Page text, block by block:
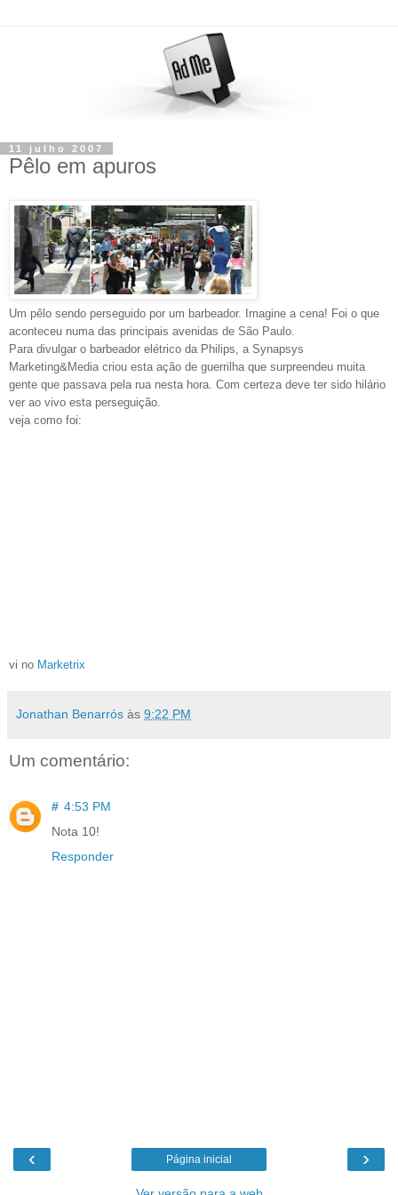
11 julho 2007
Pêlo em apuros
Um pêlo sendo perseguido por um barbeador. Imagine a cena! Foi o que
aconteceu numa das principais avenidas de São Paulo.
Para divulgar o barbeador elétrico da Philips, a Synapsys
Marketing&Media criou esta ação de guerrilha que surpreendeu muita
gente que passava pela rua nesta hora. Com certeza deve ter sido hilário
ver ao vivo esta perseguição.
veja como foi:
vi no Marketrix
Jonathan Benarrós às 9:22 PM
Um comentário:
# 4:53 PM
Nota 10!
Responder
‹ ›
Página inicial